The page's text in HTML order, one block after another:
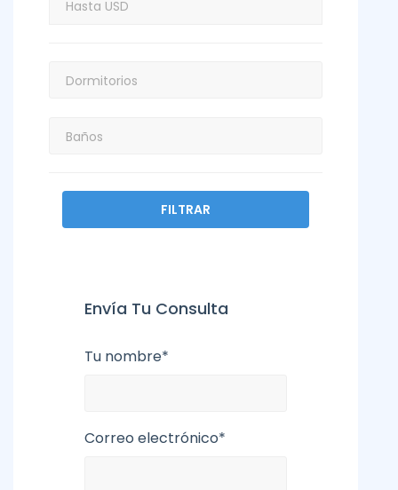
FILTRAR
Envía Tu Consulta
Tu nombre*
Correo electrónico*